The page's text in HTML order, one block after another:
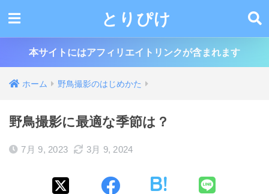
とりぴけ
本サイトにはアフィリエイトリンクが含まれます
ホーム 野鳥撮影のはじめかた
野鳥撮影に最適な季節は？
7月 9, 2023 3月 9, 2024